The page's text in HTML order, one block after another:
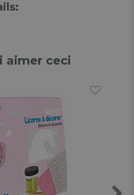
aimer ceci